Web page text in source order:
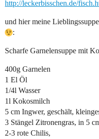
http://leckerbisschen.de/
und hier meine
:
Scharfe Garnelensuppe mit
400g Garnelen
1 El Öl
1/4l Wasser
1l Kokosmilch
5 cm Ingwer, geschält,
3 Stängel Zitronengras, in 5
2-3 rote Chilis,